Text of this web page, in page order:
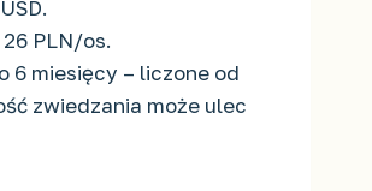
PLN/os.
6 miesięcy – liczone od
zwiedzania może ulec